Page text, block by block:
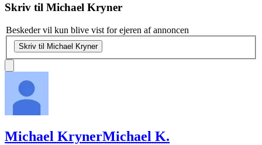
Skriv til Michael Kryner
Beskeder vil kun blive vist for ejeren af annoncen
Skriv til Michael Kryner
Michael KrynerMichael K.